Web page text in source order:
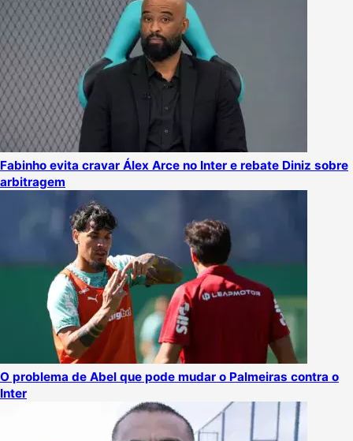
Fabinho evita cravar Álex Arce no Inter e rebate Diniz sobre
arbitragem
O problema de Abel que pode mudar o Palmeiras contra o
Inter